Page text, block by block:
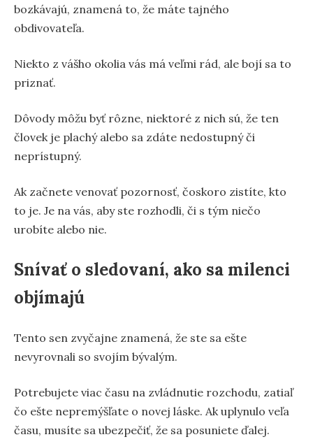
bozkávajú, znamená to, že máte tajného
obdivovateľa.
Niekto z vášho okolia vás má veľmi rád, ale bojí sa to
priznať.
Dôvody môžu byť rôzne, niektoré z nich sú, že ten
človek je plachý alebo sa zdáte nedostupný či
neprístupný.
Ak začnete venovať pozornosť, čoskoro zistíte, kto
to je. Je na vás, aby ste rozhodli, či s tým niečo
urobíte alebo nie.
Snívať o sledovaní, ako sa milenci
objímajú
Tento sen zvyčajne znamená, že ste sa ešte
nevyrovnali so svojím bývalým.
Potrebujete viac času na zvládnutie rozchodu, zatiaľ
čo ešte nepremýšľate o novej láske. Ak uplynulo veľa
času, musíte sa ubezpečiť, že sa posuniete ďalej.